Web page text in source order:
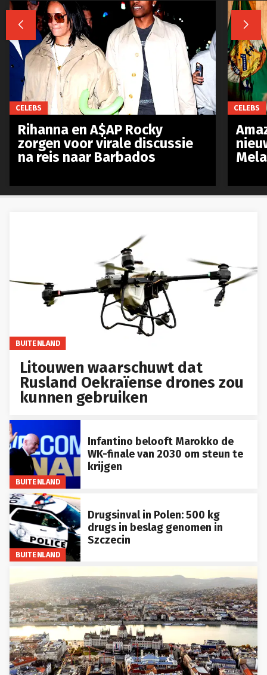
BUITENLAND
Litouwen waarschuwt dat
Rusland Oekraïense drones zou
kunnen gebruiken
BUITENLAND
Infantino belooft Marokko de
WK-finale van 2030 om steun te
krijgen
BUITENLAND
Drugsinval in Polen: 500 kg
drugs in beslag genomen in
Szczecin
 
CELEBS
Rihanna en A$AP Rocky
zorgen voor virale discussie
na reis naar Barbados
CELEBS